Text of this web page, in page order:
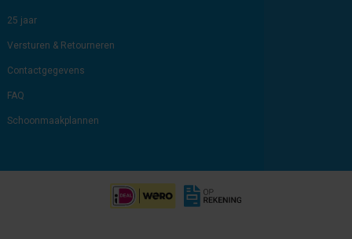
25 jaar
Versturen & Retourneren
Contactgegevens
FAQ
Schoonmaakplannen